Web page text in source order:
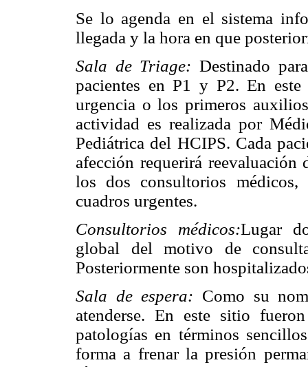
Se lo agenda en el sistema
llegada y la hora en que
Sala de Triage:Destinado
pacientes en P1 y P2. En
urgencia o los primeros
actividad es realizada por
Pediátrica del HCIPS. Cada
afección requerirá
los dos consultorios
cuadros urgentes.
Consultorios médicos:Lugar
global del motivo de
Posteriormente son
Sala de espera: Como su
atenderse. En este sitio
patologías en términos
forma a frenar la presión